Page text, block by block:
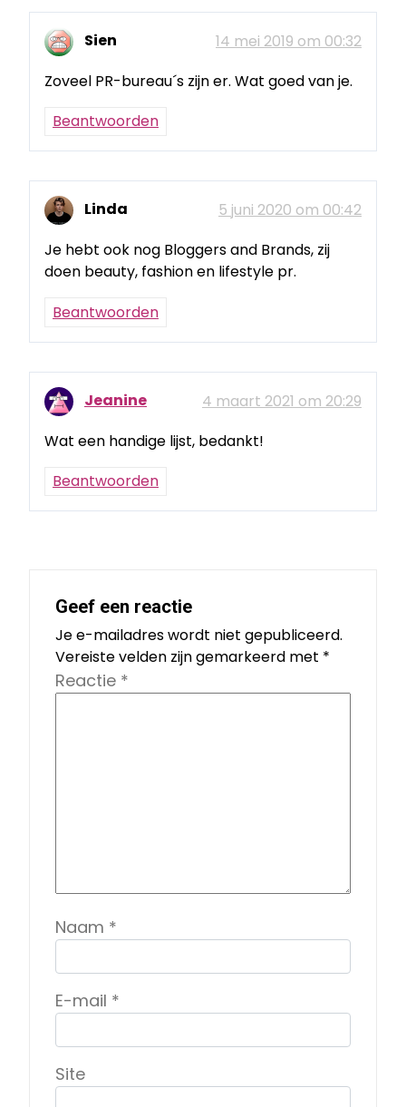
Sien
14 mei 2019 om 00:32
Zoveel PR-bureau´s zijn er. Wat goed van je.
Beantwoorden
Linda
5 juni 2020 om 00:42
Je hebt ook nog Bloggers and Brands, zij
doen beauty, fashion en lifestyle pr.
Beantwoorden
Jeanine
4 maart 2021 om 20:29
Wat een handige lijst, bedankt!
Beantwoorden
Geef een reactie
Je e-mailadres wordt niet gepubliceerd.
Vereiste velden zijn gemarkeerd met *
Reactie *
Naam *
E-mail *
Site